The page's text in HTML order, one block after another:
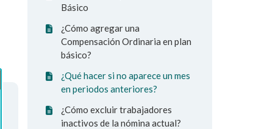
Básico
¿Cómo agregar una
Compensación Ordinaria en plan
básico?
¿Qué hacer si no aparece un mes
en periodos anteriores?
¿Cómo excluir trabajadores
inactivos de la nómina actual?